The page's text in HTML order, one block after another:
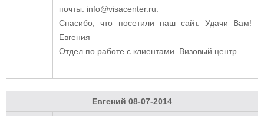
почты: info@visacenter.ru.
Спасибо, что посетили наш сайт. Удачи Вам!
Евгения
Отдел по работе с клиентами. Визовый центр
Евгений 08-07-2014